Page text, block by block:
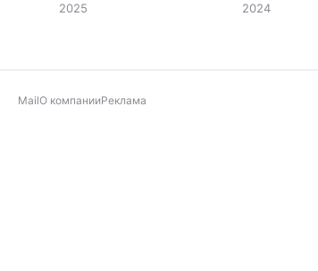
2025 2024
MailО компанииРеклама